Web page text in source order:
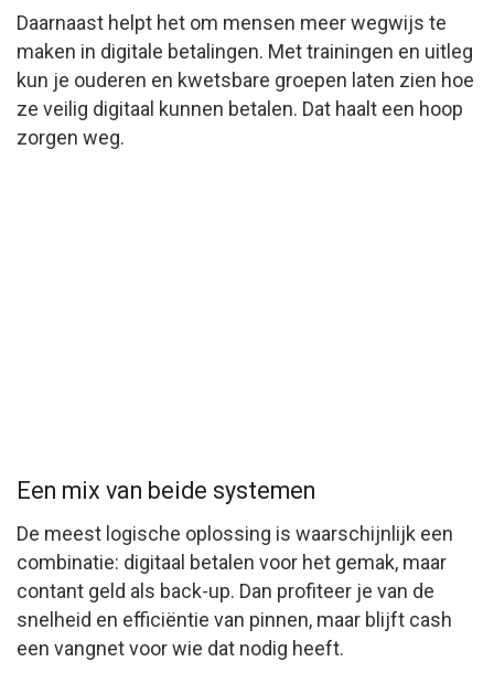
Daarnaast helpt het om mensen meer wegwijs te
maken in digitale betalingen. Met trainingen en uitleg
kun je ouderen en kwetsbare groepen laten zien hoe
ze veilig digitaal kunnen betalen. Dat haalt een hoop
zorgen weg.
Een mix van beide systemen
De meest logische oplossing is waarschijnlijk een
combinatie: digitaal betalen voor het gemak, maar
contant geld als back-up. Dan profiteer je van de
snelheid en efficiëntie van pinnen, maar blijft cash
een vangnet voor wie dat nodig heeft.